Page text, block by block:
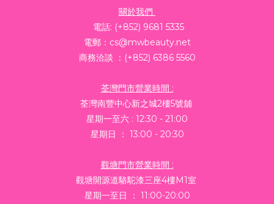
關於我們
電話: (+852) 9681 5335
電郵：cs@mwbeauty.net
商務洽談 ：(+852) 6386 5560
荃灣門市營業時間 :
荃灣南豐中心新之城2樓5號舖
星期一至六 : 12:30 - 21:00
星期日 ： 13:00 - 20:30
觀塘門市營業時間 :
觀塘開源道駱駝漆三座4樓M1室
星期一至日 ： 11:00-20:00